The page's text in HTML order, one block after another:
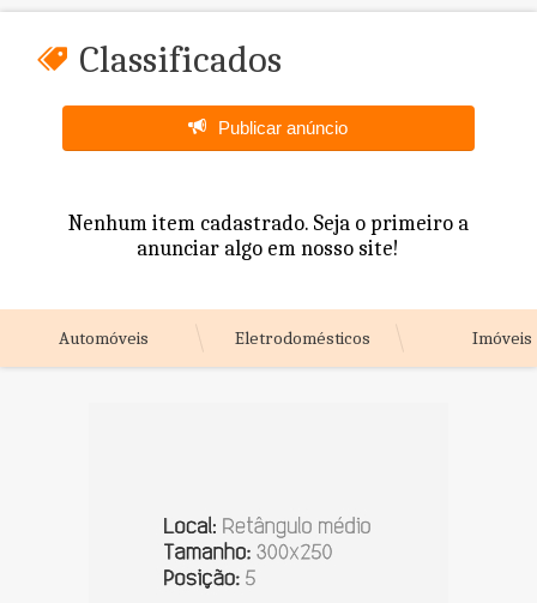
Classificados
Publicar anúncio
Nenhum item cadastrado. Seja o primeiro a
anunciar algo em nosso site!
Automóveis Eletrodomésticos Imóveis